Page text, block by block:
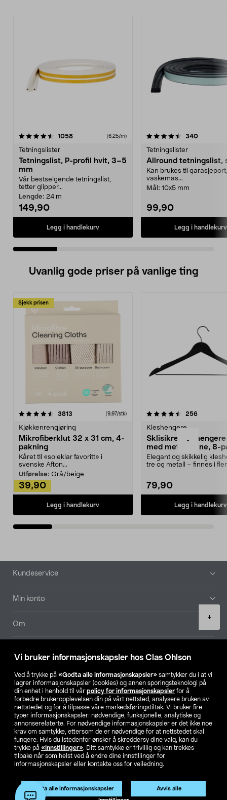
Vi bruker informasjonskapsler hos Clas Ohlson
Ved å trykke på «Godta alle informasjonskapsler» samtykker du i at vi
lagrer informasjonskapsler (cookies) og annen sporingsteknologi på
din enhet i henhold til vår policy for informasjonskapsler for å
forbedre brukeropplevelsen din på vårt nettsted, analysere bruken av
nettstedet og for å tilpasse våre markedsføringstiltak. Vi bruker fire
typer informasjonskapsler: nødvendige, funksjonelle, analytiske og
annonserelaterte. For nødvendige informasjonskapsler er det ikke noe
krav om samtykke, ettersom de er nødvendige for at nettstedet skal
fungere. Hvis du istedenfor ønsker å skreddersy dine valg, kan du
trykke på «Innstillinger». Ditt samtykke er frivillig og kan trekkes
tilbake når som helst ved å endre dine innstillinger for
informasjonskapsler eller kontakte oss for veiledning.
Godta alle informasjonskapsler Avvis alle
-
+
Legg i handlekurv
1058anmeldelser(6,25/m)
Tetningslister
Tetningslist, P-profil hvit, 3–5
mm
Vår bestselgende tetningslist,
tetter glipper...
Lengde: 24 m
149,90
Legg i handlekurv
4.5 av 5 stjerner 340
Tetningslister
Allround tetningslist,
Kan brukes til
vaskemas...
Mål: 10x5 mm
99,90
Legg i handlekurv
4.5 av 5 stjerner
Uvanlig gode priser på vanlige ting
Sjekk prisen
3813 anmeldelser(9,97/stk)
Kjøkkenrengjøring
Mikrofiberklut 32 x 31 cm, 4-
pakning
Kåret til «soleklar favoritt» i
svenske Afton...
Utførelse: Grå/beige
39,90
Legg i handlekurv
4.5av 5 stjerner 256
Kleshengere
Sklisikre
med metallpinne, 8-
Elegant og skikkelig
tre og metall – finnes i
79,90
Legg i handlekurv
4.5av 5 stjerner
Bunntekst
Kundeservice
Min konto
Om
Våre selskaper
Finn din butikk
SE NO FI
Privacy statement Medlemsvilkår Kjøpsvilkår
For bedrifter